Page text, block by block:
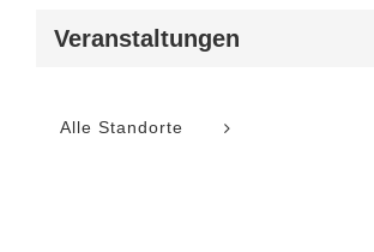
Veranstaltungen
Alle Standorte